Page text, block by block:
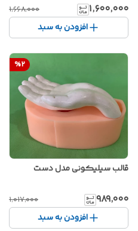
۱٬۶۰۰٬۰۰۰ ۱٬۶۶۸٬۰۰۰
افزودن به سبد
%2
قالب سیلیکونی مدل دست
۹۸۹٬۰۰۰ ۱٬۰۱۷٬۰۰۰
افزودن به سبد